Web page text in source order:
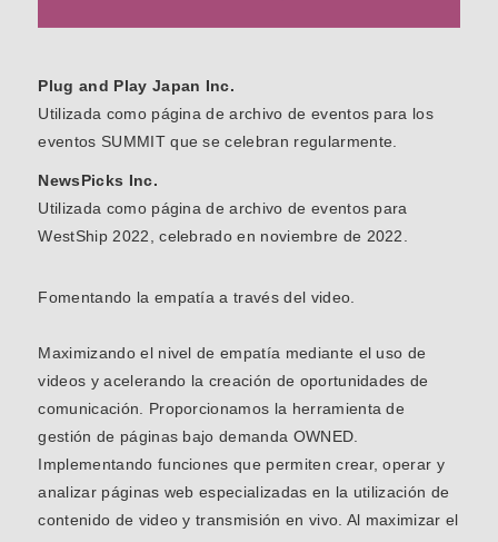
Plug and Play Japan Inc.
Utilizada como página de archivo de eventos para los
eventos SUMMIT que se celebran regularmente.
NewsPicks Inc.
Utilizada como página de archivo de eventos para
WestShip 2022, celebrado en noviembre de 2022.
Fomentando la empatía a través del video.
Maximizando el nivel de empatía mediante el uso de
videos y acelerando la creación de oportunidades de
comunicación. Proporcionamos la herramienta de
gestión de páginas bajo demanda OWNED.
Implementando funciones que permiten crear, operar y
analizar páginas web especializadas en la utilización de
contenido de video y transmisión en vivo. Al maximizar el